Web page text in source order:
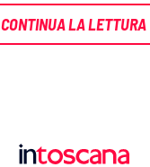
CONTINUA LA LETTURA